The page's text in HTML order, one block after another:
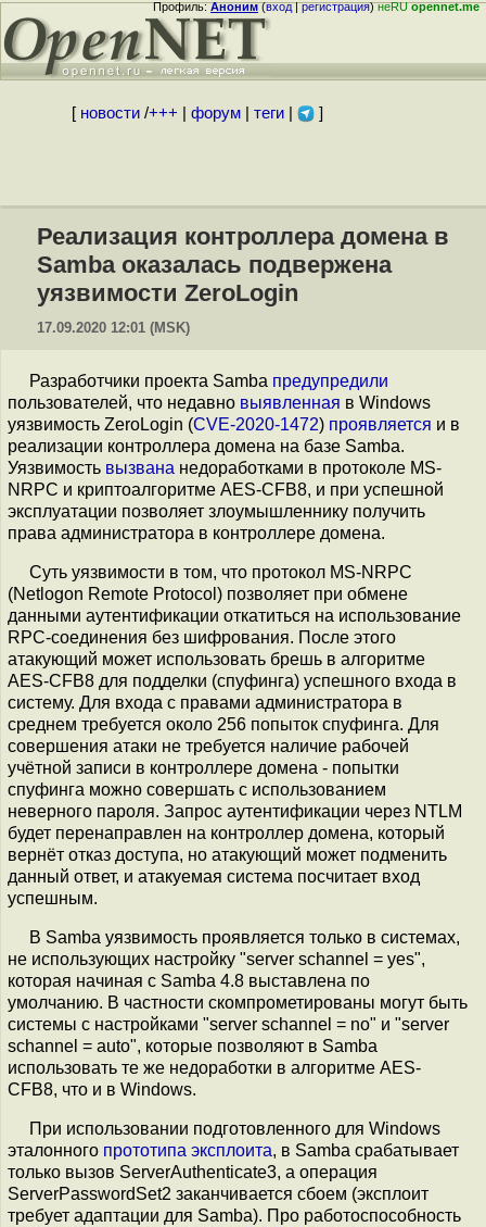
Профиль:Аноним(вход|регистрация)неRUopennet.me
[ новости/+++ форум| теги| ]
Реализация контроллера домена в
Samba оказалась подвержена
уязвимости ZeroLogin
17.09.2020 12:01 (MSK)
Разработчики проекта Samba предупредили
пользователей, что недавно выявленная в Windows
уязвимость ZeroLogin (CVE-2020-1472) проявляется и в
реализации контроллера домена на базе Samba.
Уязвимость вызвана недоработками в протоколе MS-
NRPC и криптоалгоритме AES-CFB8, и при успешной
эксплуатации позволяет злоумышленнику получить
права администратора в контроллере домена.
Суть уязвимости в том, что протокол MS-NRPC
(Netlogon Remote Protocol) позволяет при обмене
данными аутентификации откатиться на использование
RPC-соединения без шифрования. После этого
атакующий может использовать брешь в алгоритме
AES-CFB8 для подделки (спуфинга) успешного входа в
систему. Для входа с правами администратора в
среднем требуется около 256 попыток спуфинга. Для
совершения атаки не требуется наличие рабочей
учётной записи в контроллере домена - попытки
спуфинга можно совершать с использованием
неверного пароля. Запрос аутентификации через NTLM
будет перенаправлен на контроллер домена, который
вернёт отказ доступа, но атакующий может подменить
данный ответ, и атакуемая система посчитает вход
успешным.
В Samba уязвимость проявляется только в системах,
не использующих настройку "server schannel = yes",
которая начиная с Samba 4.8 выставлена по
умолчанию. В частности скомпрометированы могут быть
системы с настройками "server schannel = no" и "server
schannel = auto", которые позволяют в Samba
использовать те же недоработки в алгоритме AES-
CFB8, что и в Windows.
При использовании подготовленного для Windows
эталонного прототипа эксплоита, в Samba срабатывает
только вызов ServerAuthenticate3, а операция
ServerPasswordSet2 заканчивается сбоем (эксплоит
требует адаптации для Samba). Про работоспособность